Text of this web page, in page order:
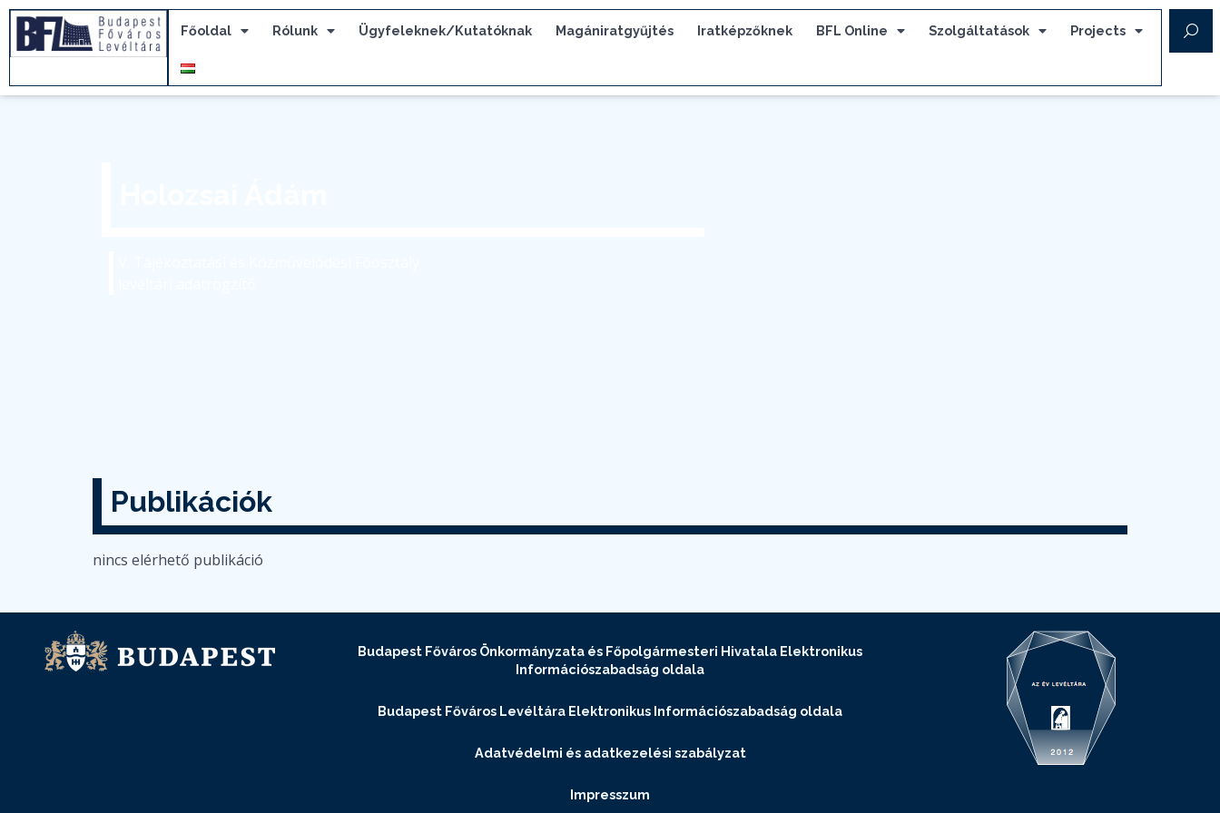
Főoldal Rólunk Ügyfeleknek/Kutatóknak Magániratgyűjtés Iratképzőknek BFL Online Szolgáltatások Projects
Publikációk
nincs elérhető publikáció
Budapest Főváros Önkormányzata és Főpolgármesteri Hivatala Elektronikus
Információszabadság oldala
Budapest Főváros Levéltára Elektronikus Információszabadság oldala
Adatvédelmi és adatkezelési szabályzat
Impresszum